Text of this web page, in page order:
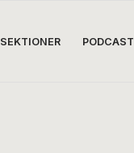
SEKTIONER PODCAST